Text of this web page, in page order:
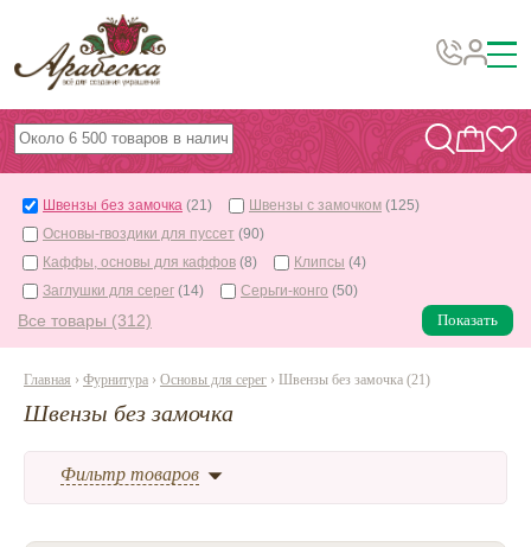
Бусины, подвески, декор
Бисер
Вышивка украшений
Фурнитура
Проволока
Инструменты и материалы
Эпоксидная смола
По темам и сезонам
Швензы без замочка (21) Швензы с замочком (125)
Основы-гвоздики для пуссет (90)
Каффы, основы для каффов (8) Клипсы (4)
Заглушки для серег (14) Серьги-конго (50)
Все товары (312) Показать
Главная › Фурнитура › Основы для серег › Швензы без замочка (21)
Швензы без замочка
Фильтр товаров